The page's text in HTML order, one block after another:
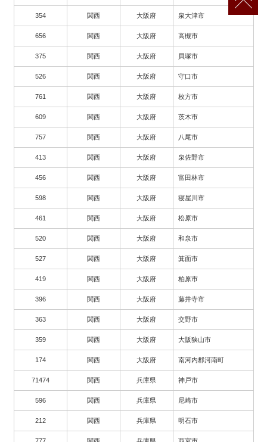
354 関西 大阪府 泉大津市
656 関西 大阪府 高槻市
375 関西 大阪府 貝塚市
526 関西 大阪府 守口市
761 関西 大阪府 枚方市
609 関西 大阪府 茨木市
757 関西 大阪府 八尾市
413 関西 大阪府 泉佐野市
456 関西 大阪府 富田林市
598 関西 大阪府 寝屋川市
461 関西 大阪府 松原市
520 関西 大阪府 和泉市
527 関西 大阪府 箕面市
419 関西 大阪府 柏原市
396 関西 大阪府 藤井寺市
363 関西 大阪府 交野市
359 関西 大阪府 大阪狭山市
174 関西 大阪府 南河内郡河南町
71474 関西 兵庫県 神戸市
596 関西 兵庫県 尼崎市
212 関西 兵庫県 明石市